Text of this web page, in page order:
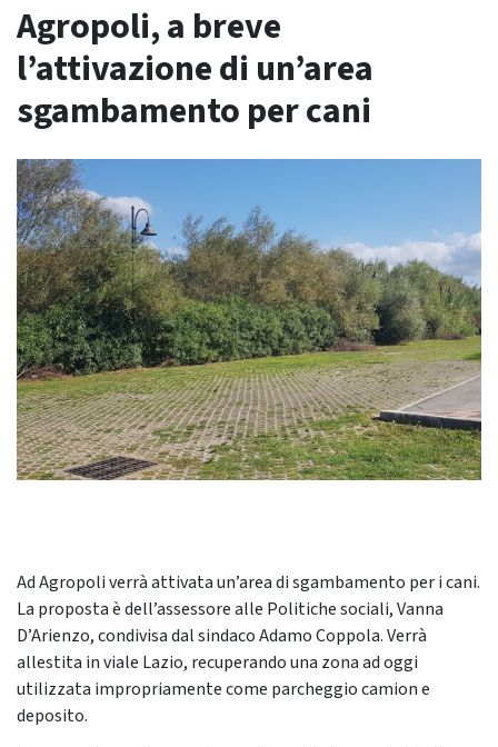
Agropoli, a breve
l’attivazione di un’area
sgambamento per cani
Ad Agropoli verrà attivata un’area di sgambamento per i cani.
La proposta è dell’assessore alle Politiche sociali, Vanna
D’Arienzo, condivisa dal sindaco Adamo Coppola. Verrà
allestita in viale Lazio, recuperando una zona ad oggi
utilizzata impropriamente come parcheggio camion e
deposito.